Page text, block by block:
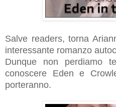
Salve readers, torna
interessante romanzo
Dunque non perdiamo
conoscere Eden e
porteranno.